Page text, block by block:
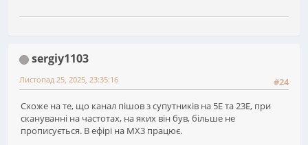
sergiy1103
#24
Листопад 25, 2025, 23:35:16
Схоже на те, що канал пішов з супутників на 5Е та 23Е, при
скануванні на частотах, на яких він був, більше не
прописується. В ефірі на МХ3 працює.